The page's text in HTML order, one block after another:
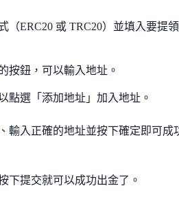
（ERC20 或 TRC20）並填入要提
按鈕，可以輸入地址。
點選「添加地址」加入地址。
輸入正確的地址並按下確定即可成
下提交就可以成功出金了。